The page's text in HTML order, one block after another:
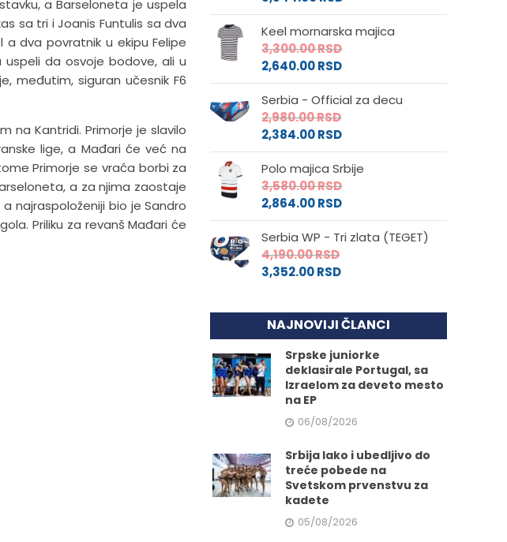
a Barseloneta je uspela
sa tri i Joanis Funtulis sa dva
dva povratnik u ekipu Felipe
da osvoje bodove, ali u
međutim, siguran učesnik F6
na Kantridi. Primorje je slavilo
lige, a Mađari će već na
Primorje se vraća borbi za
a za njima zaostaje
najraspoloženiji bio je Sandro
Priliku za revanš Mađari će
Keel mornarska majica
3,300.00RSD
2,640.00RSD
Serbia - Official za decu
2,980.00RSD
2,384.00RSD
Polo majica Srbije
3,580.00RSD
2,864.00RSD
Serbia WP - Tri zlata (TEGET)
4,190.00RSD
3,352.00RSD
NAJNOVIJI ČLANCI
Srpske juniorke
deklasirale Portugal, sa
Izraelom za deveto mesto
na EP
06/08/2026
Srbija lako i ubedljivo do
treće pobede na
Svetskom prvenstvu za
kadete
05/08/2026